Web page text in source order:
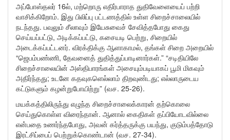
அப்போஸ்தலர் 16ல், மற்றொரு எதிர்பாராத துதிவேளையைப் பற்றி
வாசிக்கிறோம். இது பிலிப்பு பட்டணத்தில் உள்ள சிறைச்சாலையில்
நடந்தது. பவுலும் சீலாவும் இயேசுவைச் சேவித்தபோது கைது
செய்யப்பட்டு, அடிக்கப்பட்டு, கசையடி பெற்று, சிறையில்
அடைக்கப்பட்டனர். விரக்திக்கு ஆளாகாமல், தங்கள் சிறை அறையில்
“ஜெபம்பண்ணி, தேவனைத் துதித்துப்பாடினார்கள்.” “சடிதியிலே
சிறைச்சாலையின் அஸ்திபாரங்கள் அசையும்படியாகப் பூமி மிகவும்
அதிர்ந்தது; உடனே கதவுகளெல்லாம் திறவுண்டது; எல்லாருடைய
கட்டுகளும் கழன்றுபோயிற்று” (வச. 25-26).
மயக்கத்திலிருந்து எழுந்த சிறைச்சாலைக்காரன் தற்கொலை
செய்துகொள்ள விரைந்தான். ஆனால் கைதிகள் தப்பியோடவில்லை
என்பதை உணர்ந்தபோது, அவன் கர்த்தருக்கு பயந்து, குடும்பத்தோடு
இரட்சிப்பைப் பெற்றுக்கொண்டான் (வச. 27-34).